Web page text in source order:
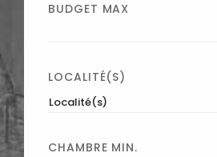
BUDGET MAX
LOCALITÉ(S)
Localité(s)
CHAMBRE MIN.